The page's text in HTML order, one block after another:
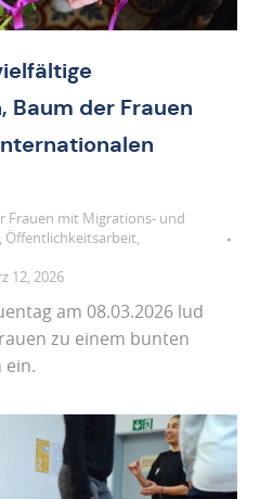
Baum der Frauen
Frauen mit Migrations- und
, Öffentlichkeitsarbeit,
12, 2026
am 08.03.2026 lud
zu einem bunten
ein.